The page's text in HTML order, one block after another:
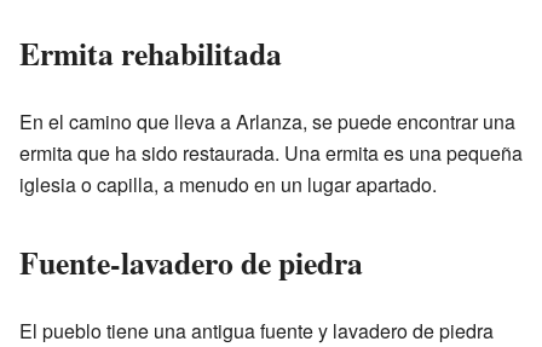
Ermita rehabilitada
En el camino que lleva a Arlanza, se puede encontrar una
ermita que ha sido restaurada. Una ermita es una pequeña
iglesia o capilla, a menudo en un lugar apartado.
Fuente-lavadero de piedra
El pueblo tiene una antigua fuente y lavadero de piedra